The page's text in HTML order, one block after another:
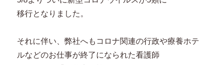
移行となりました。
それに伴い、弊社へもコロナ関連の行政や療養ホテ
ルなどのお仕事が終了になられた看護師